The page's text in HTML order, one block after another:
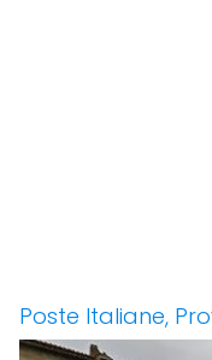
Poste Italiane,